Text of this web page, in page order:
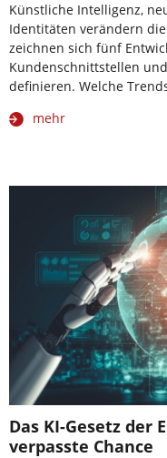
Künstliche Intelligenz,
Identitäten verändern
zeichnen sich fünf
Kundenschnittstellen
definieren. Welche
mehr
Das KI-Gesetz der
verpasste Chance